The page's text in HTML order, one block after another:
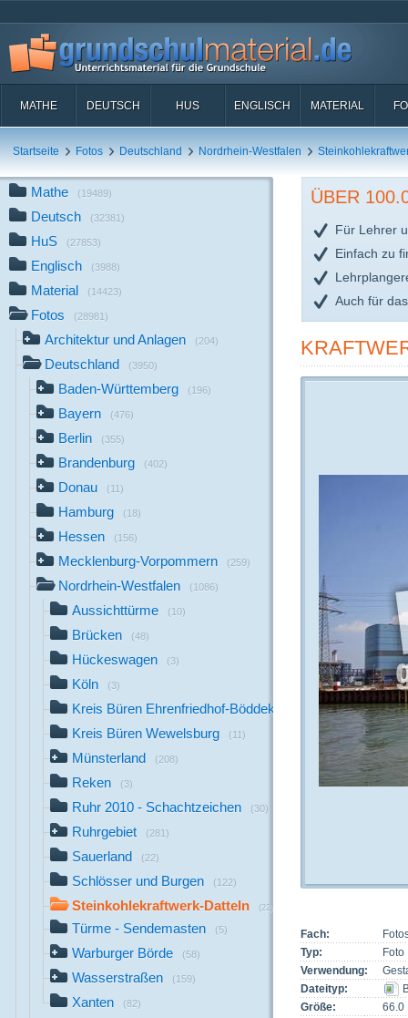
MATHE DEUTSCH HUS ENGLISCH MATERIAL
Startseite Fotos Deutschland Nordrhein-Westfalen
Mathe (19489)
Deutsch (32381)
HuS (27853)
Englisch (3988)
Material (14423)
Fotos (28981)
Architektur und Anlagen (204)
Deutschland (3950)
Baden-Württemberg (196)
Bayern (476)
Berlin (355)
Brandenburg (402)
Donau (11)
Hamburg (18)
Hessen (156)
Mecklenburg-Vorpommern (259)
Nordrhein-Westfalen (1086)
Aussichttürme (10)
Brücken (48)
Hückeswagen (3)
Köln (3)
Kreis Büren Ehrenfriedhof-Böddeken
Kreis Büren Wewelsburg (11)
Münsterland (208)
Reken (3)
Ruhr 2010 - Schachtzeichen (30)
Ruhrgebiet (281)
Sauerland (22)
Schlösser und Burgen (122)
Steinkohlekraftwerk-Datteln (22)
Türme - Sendemasten (5)
Warburger Börde (58)
Wasserstraßen (159)
Xanten (82)
ÜBER
Für Lehrer
Einfach zu
Auch für
Fach:
Typ:
Foto
Verwendung:
Dateityp:
Größe:
66.0